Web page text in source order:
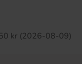
kr (2026-08-09)